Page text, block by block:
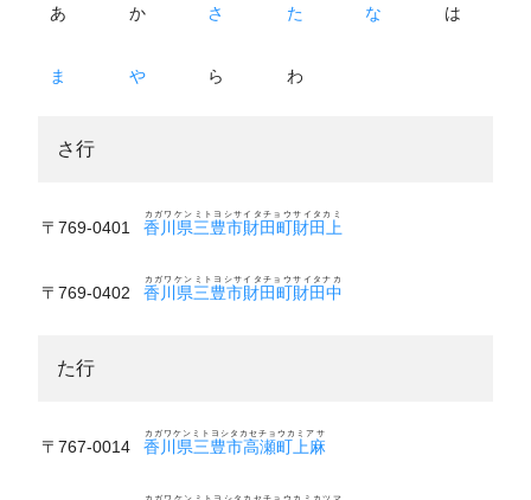
あ か さ た な は
ま や ら わ
さ行
〒769-0401 香川県三豊市財田町財田上
カガワケンミトヨシサイタチョウサイタカミ
〒769-0402 香川県三豊市財田町財田中
カガワケンミトヨシサイタチョウサイタナカ
た行
〒767-0014 香川県三豊市高瀬町上麻
カガワケンミトヨシタカセチョウカミアサ
カガワケンミトヨシタカセチョウカミカツマ